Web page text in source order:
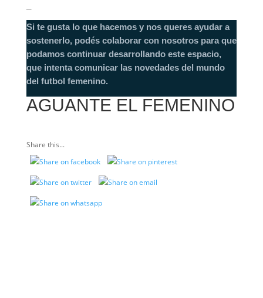
Si te gusta lo que hacemos y nos queres ayudar a
sostenerlo, podés colaborar con nosotros para que
podamos continuar desarrollando este espacio,
que intenta comunicar las novedades del mundo
del futbol femenino.
AGUANTE EL FEMENINO
Share this...